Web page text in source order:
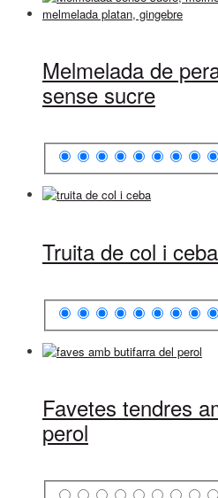
Melmelada de
sense sucre
Truita de col i ceba
Favetes tendres
perol